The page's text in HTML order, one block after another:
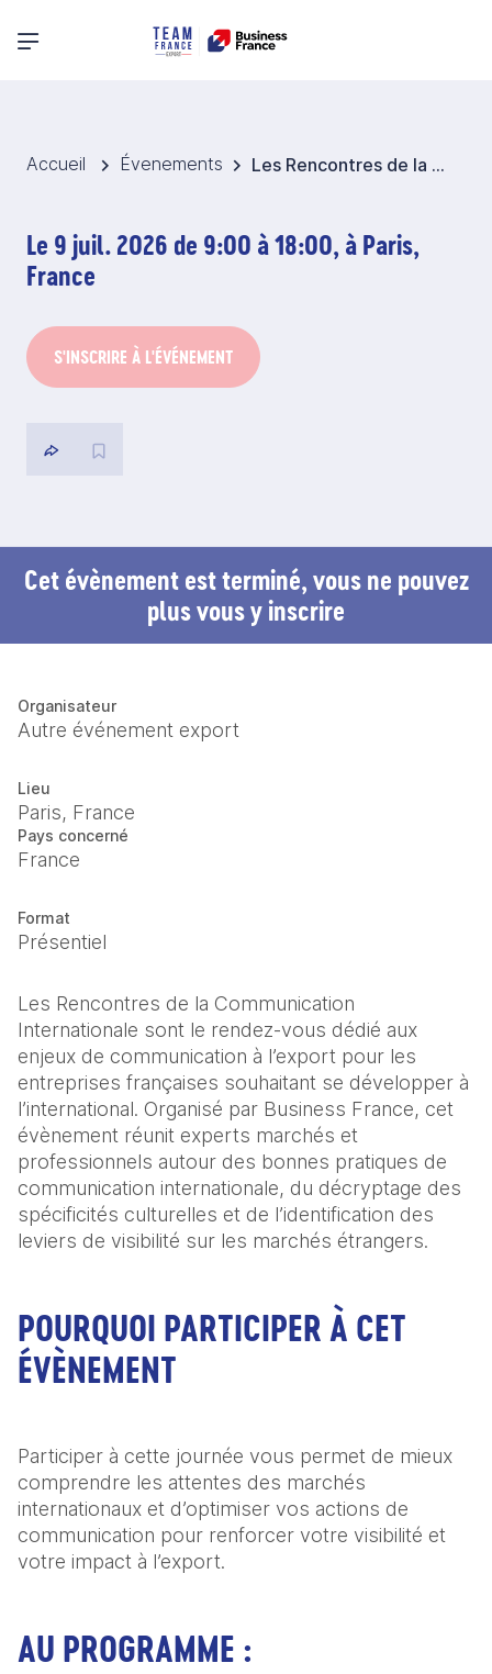
Menu principal
Accueil Évenements Les Rencontres de la Communication Internationale
Le 9 juil. 2026 de 9:00 à 18:00, à Paris,
France
S'INSCRIRE À L'ÉVÉNEMENT
Cet évènement est terminé, vous ne pouvez
plus vous y inscrire
Organisateur
Autre événement export
Lieu
Paris, France
Pays concerné
France
Format
Présentiel
Les Rencontres de la Communication
Internationale sont le rendez-vous dédié aux
enjeux de communication à l’export pour les
entreprises françaises souhaitant se développer à
l’international. Organisé par Business France, cet
évènement réunit experts marchés et
professionnels autour des bonnes pratiques de
communication internationale, du décryptage des
spécificités culturelles et de l’identification des
leviers de visibilité sur les marchés étrangers.
POURQUOI PARTICIPER À CET
ÉVÈNEMENT
Participer à cette journée vous permet de mieux
comprendre les attentes des marchés
internationaux et d’optimiser vos actions de
communication pour renforcer votre visibilité et
votre impact à l’export.
AU PROGRAMME :